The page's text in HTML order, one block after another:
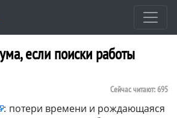
если поиски работы
Сейчас читают:695
: потери времени и рождающаяся